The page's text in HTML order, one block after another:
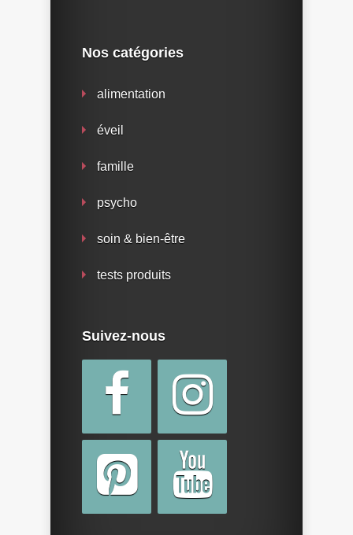
Nos catégories
alimentation
éveil
famille
psycho
soin & bien-être
tests produits
Suivez-nous